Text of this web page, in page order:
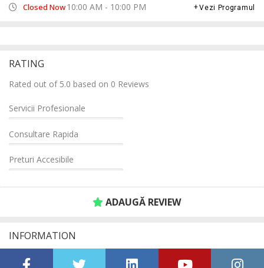
Closed Now10:00 AM - 10:00 PM Vezi Programul
RATING
Rated out of 5.0 based on 0 Reviews
Servicii Profesionale
Consultare Rapida
Preturi Accesibile
ADAUGĂ REVIEW
INFORMATION